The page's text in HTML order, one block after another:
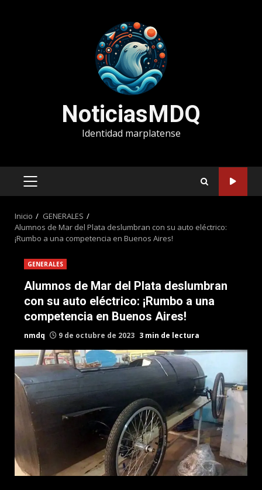
NoticiasMDQ
Identidad marplatense
MENÚ
Inicio
GENERALES
Alumnos de Mar del Plata deslumbran con su auto eléctrico:
¡Rumbo a una competencia en Buenos Aires!
GENERALES
Alumnos de Mar del Plata deslumbran
con su auto eléctrico: ¡Rumbo a una
competencia en Buenos Aires!
nmdq 9 de octubre de 2023 3 min de lectura